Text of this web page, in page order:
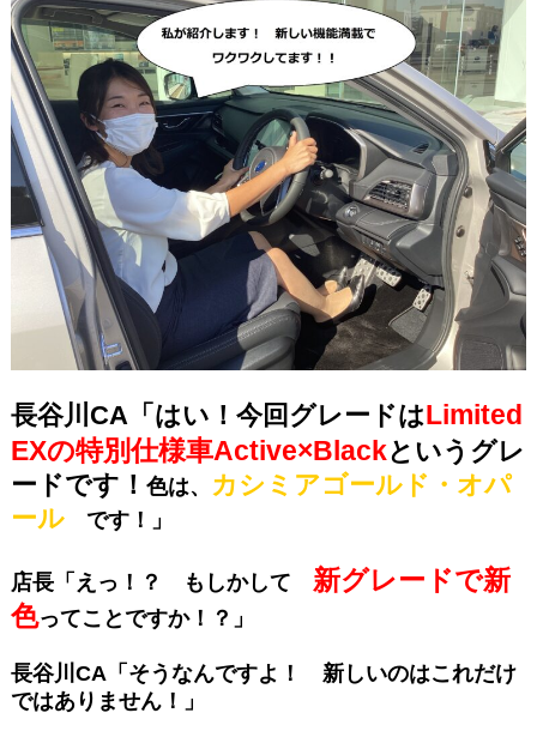
長谷川CA「はい！今回グレードはLimited
EXの特別仕様車Active×Blackという グレ
ードです！ 色は、
カシミアゴールド・オパ
ールです！」
店長「えっ！？ もしかして 新グレードで新
色ってことですか！？」
長谷川CA「そうなんですよ！ 新しいのはこれだけ
ではありません！」